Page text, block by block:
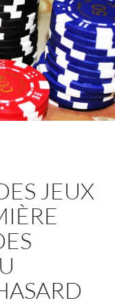
JEUX